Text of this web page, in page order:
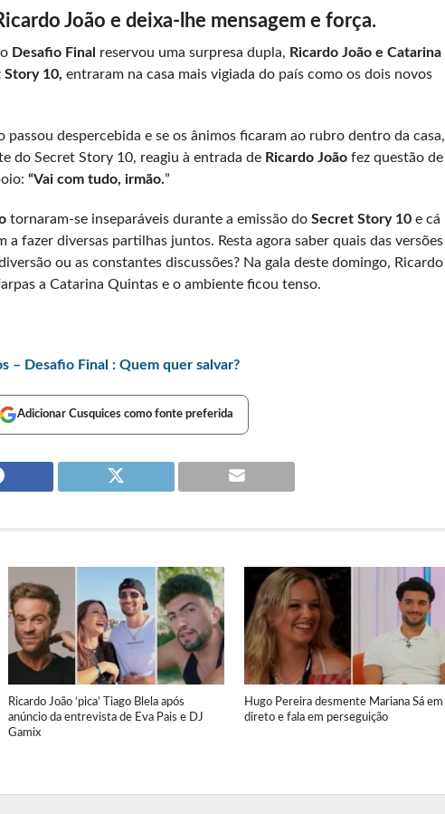
João e deixa-lhe mensagem e força.
Desafio Final reservou uma surpresa dupla, Ricardo João e Catarina
Story 10, entraram na casa mais vigiada do país como os dois novos
despercebida e se os ânimos ficaram ao rubro dentro da casa,
do Secret Story 10, reagiu à entrada de Ricardo Joãofez questão de
“Vai com tudo, irmão.”
tornaram-se inseparáveis durante a emissão do Secret Story 10 e cá
a fazer diversas partilhas juntos. Resta agora saber quais das versões
ou as constantes discussões? Na gala deste domingo, Ricardo
a Catarina Quintas e o ambiente ficou tenso.
– Desafio Final : Quem quer salvar?
Adicionar Cusquices como fonte preferida
Ricardo João ‘pica’ Tiago Blela após
anúncio da entrevista de Eva Pais e DJ
Gamix
Hugo Pereira desmente Mariana Sá em
direto e fala em perseguição